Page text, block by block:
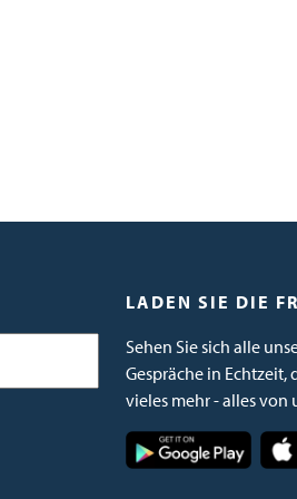
LADEN SIE DIE
Sehen Sie sich alle
Gespräche in
vieles mehr - alles von
Bild
Bild